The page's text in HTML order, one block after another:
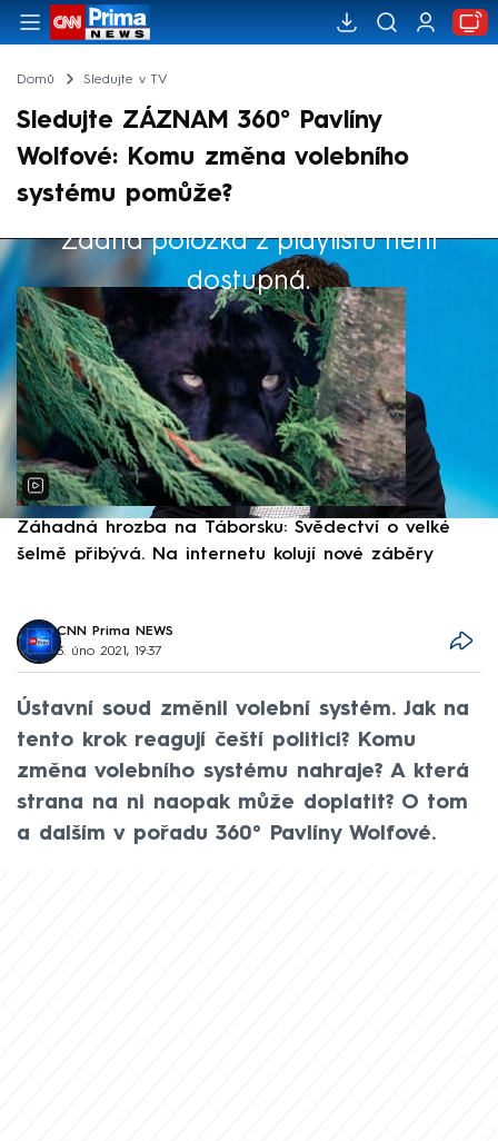
Domů Sledujte v TV
Sledujte ZÁZNAM 360° Pavlíny
Wolfové: Komu změna volebního
systému pomůže?
Žádná položka z playlistu není
dostupná.
Výběr redakce
Záhadná hrozba na Táborsku: Svědectví o velké
šelmě přibývá. Na internetu kolují nové záběry
CNN Prima NEWS
3. úno 2021, 19:37
Ústavní soud změnil volební systém. Jak na
tento krok reagují čeští politici? Komu
změna volebního systému nahraje? A která
strana na ni naopak může doplatit? O tom
a dalším v pořadu 360° Pavlíny Wolfové.